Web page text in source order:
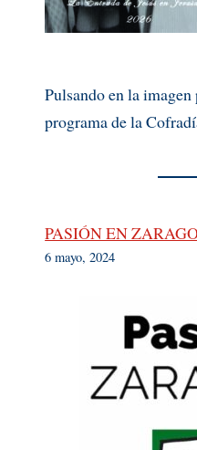
Pulsando en la
programa de la
PASIÓN EN
6 mayo, 2024